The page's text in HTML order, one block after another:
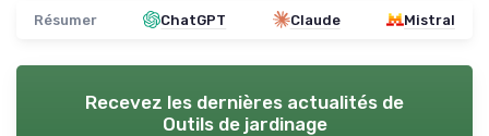
Résumer ChatGPT Claude Mistral
Recevez les dernières actualités de
Outils de jardinage